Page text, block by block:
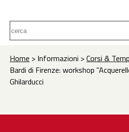
Home > Informazioni >Corsi &
Bardi di Firenze: workshop
Ghilarducci